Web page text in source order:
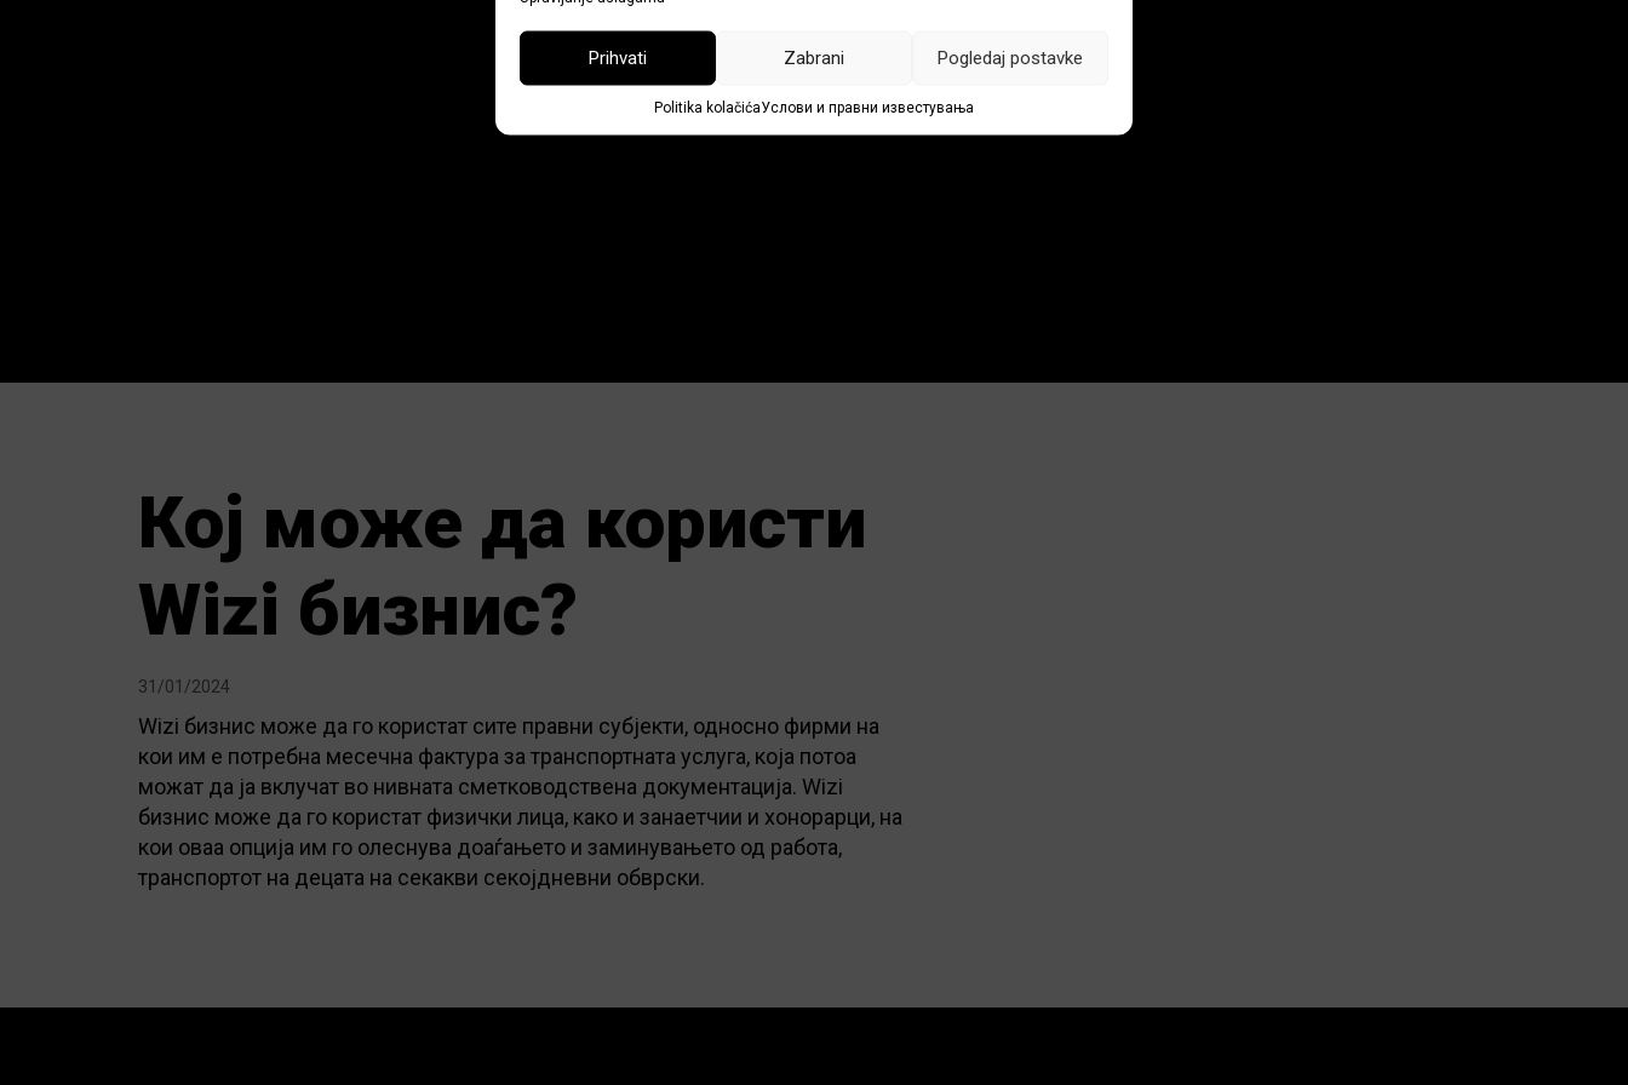
Prihvati Zabrani Pogledaj postavke
Politika kolačićaУслови и правни известувања
Кој може да користи
Wizi бизнис?
31/01/2024
Wizi бизнис може да го користат сите правни субјекти, односно фирми на
кои им е потребна месечна фактура за транспортната услуга, која потоа
можат да ја вклучат во нивната сметководствена документација. Wizi
бизнис може да го користат физички лица, како и занаетчии и хонорарци, на
кои оваа опција им го олеснува доаѓањето и заминувањето од работа,
транспортот на децата на секакви секојдневни обврски.